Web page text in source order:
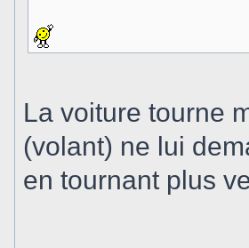
La voiture tourne
(volant) ne lui
en tournant plus